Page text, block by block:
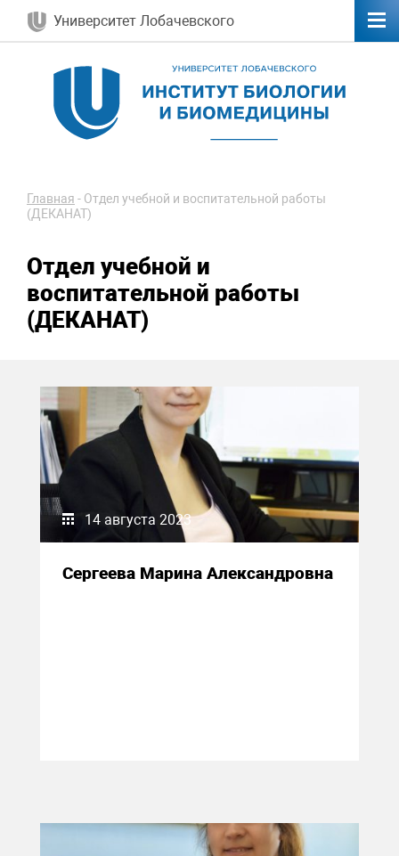
Университет Лобачевского
Главная - Отдел учебной и воспитательной работы
(ДЕКАНАТ)
Отдел учебной и
воспитательной работы
(ДЕКАНАТ)
14 августа 2023
Сергеева Марина Александровна